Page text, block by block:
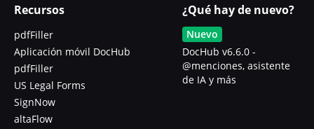
Recursos
pdfFiller
Aplicación móvil DocHub
pdfFiller
US Legal Forms
SignNow
altaFlow
¿Qué hay de nuevo?
Nuevo
DocHub v6.6.0 -
@menciones, asistente
de IA y más